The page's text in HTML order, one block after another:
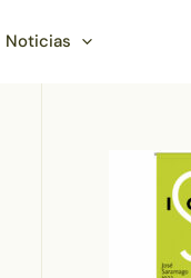
Noticias